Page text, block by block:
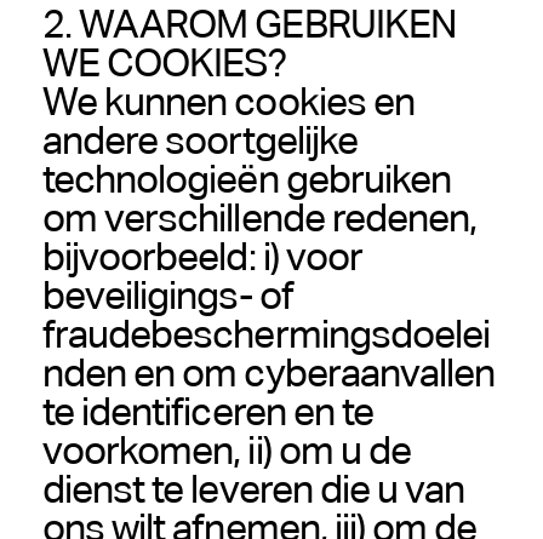
2. WAAROM GEBRUIKEN
WE COOKIES?
We kunnen cookies en
andere soortgelijke
technologieën gebruiken
om verschillende redenen,
bijvoorbeeld: i) voor
beveiligings- of
fraudebeschermingsdoelei
nden en om cyberaanvallen
te identificeren en te
voorkomen, ii) om u de
dienst te leveren die u van
ons wilt afnemen, iii) om de